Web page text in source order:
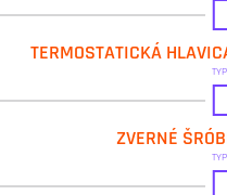
TERMOSTATICKÁ
ZVERNÉ